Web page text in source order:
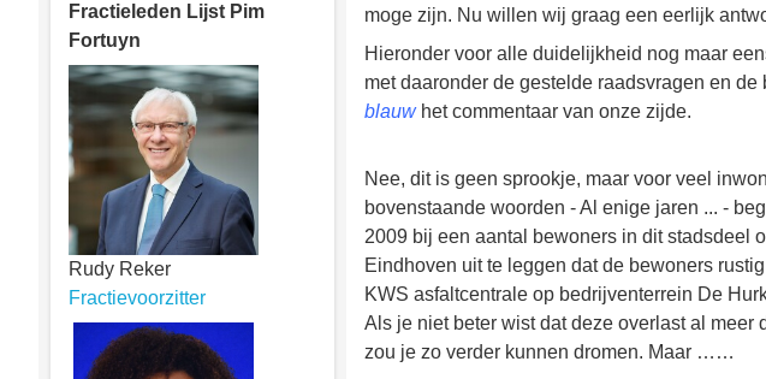
Fractieleden Lijst Pim
Fortuyn
Rudy Reker
Fractievoorzitter
moge zijn. Nu willen wij graag een eerlijk
Hieronder voor alle duidelijkheid nog maar
met daaronder de gestelde raadsvragen en
blauw het commentaar van onze zijde.
Nee, dit is geen sprookje, maar voor veel
bovenstaande woorden - Al enige jaren ... -
2009 bij een aantal bewoners in dit stadsdeel
Eindhoven uit te leggen dat de bewoners
KWS asfaltcentrale op bedrijventerrein De
Als je niet beter wist dat deze overlast al
zou je zo verder kunnen dromen. Maar ……